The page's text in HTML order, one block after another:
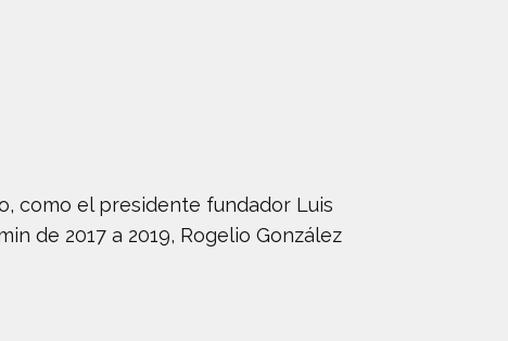
como el presidente fundador Luis
de 2017 a 2019, Rogelio González